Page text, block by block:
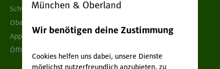
Schwarzes Brett
Obacht geben!
App "Mein DAV+"
Öffnungszeiten
Wir benötigen deine Zustimmung
Cookies helfen uns dabei, unsere Dienste
möglichst nutzerfreundlich anzubieten, zu